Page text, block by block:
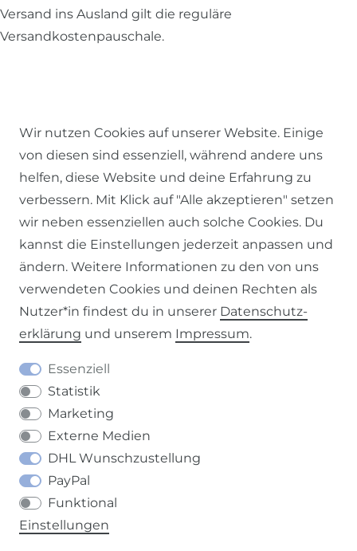
Versand ins Ausland gilt die reguläre
Versandkostenpauschale.
© 2026 SCHÖNER LEBEN.
Impressum Daten­schutz­erklärung AGB
Barrierefreiheitserklärung
VERTRAG WIDERRUFEN
Wir nutzen Cookies auf unserer Website. Einige
von diesen sind essenziell, während andere uns
helfen, diese Website und deine Erfahrung zu
verbessern. Mit Klick auf "Alle akzeptieren" setzen
wir neben essenziellen auch solche Cookies. Du
kannst die Einstellungen jederzeit anpassen und
ändern. Weitere Informationen zu den von uns
verwendeten Cookies und deinen Rechten als
Nutzer*in findest du in unserer Daten­schutz­
erklärung und unserem Impressum.
Essenziell
Statistik
Marketing
Externe Medien
DHL Wunschzustellung
PayPal
Funktional
Einstellungen